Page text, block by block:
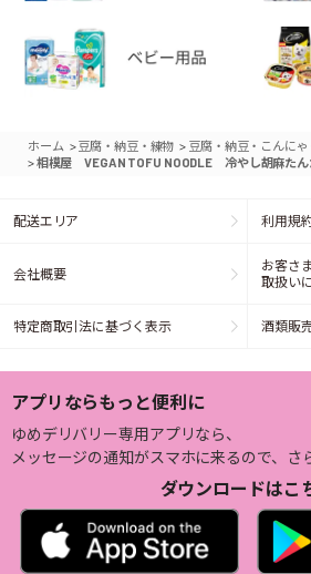
ホーム >豆腐・納豆・練物 > 豆腐・納豆・こんにゃ
>相模屋 VEGAN TOFU NOODLE 冷やし胡麻た
配送エリア 利用規
会社概要
お客さ
取扱い
特定商取引法に基づく表示 酒類販
アプリならもっと便利に
ゆめデリバリー専用アプリなら、
メッセージの通知がスマホに来るので、さ
ダウンロードはこ